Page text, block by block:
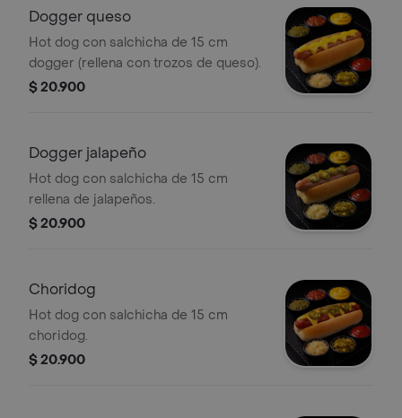
Dogger queso
Hot dog con salchicha de 15 cm
dogger (rellena con trozos de queso).
$ 20.900
Dogger jalapeño
Hot dog con salchicha de 15 cm
rellena de jalapeños.
$ 20.900
Choridog
Hot dog con salchicha de 15 cm
choridog.
$ 20.900